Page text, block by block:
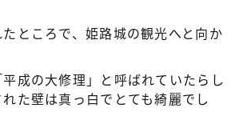
ところで、姫路城の観光へと向か
成の大修理」と呼ばれていたらし
た壁は真っ白でとても綺麗でし